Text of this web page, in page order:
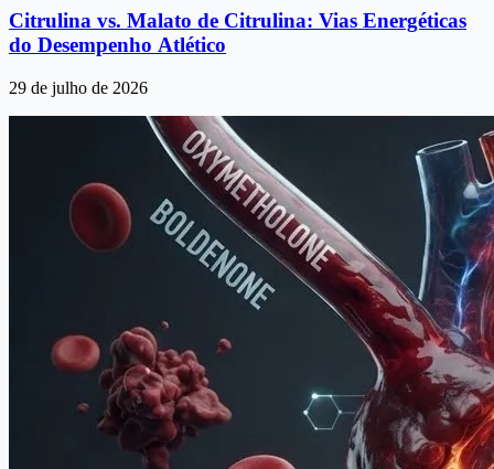
Citrulina vs. Malato de Citrulina: Vias Energéticas
do Desempenho Atlético
29 de julho de 2026